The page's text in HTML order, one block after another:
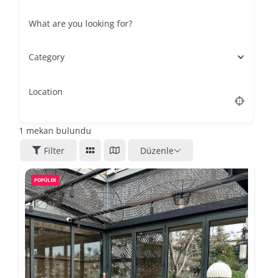
What are you looking for?
Category
Location
1 mekan bulundu
Filter
Düzenle
POPÜLER